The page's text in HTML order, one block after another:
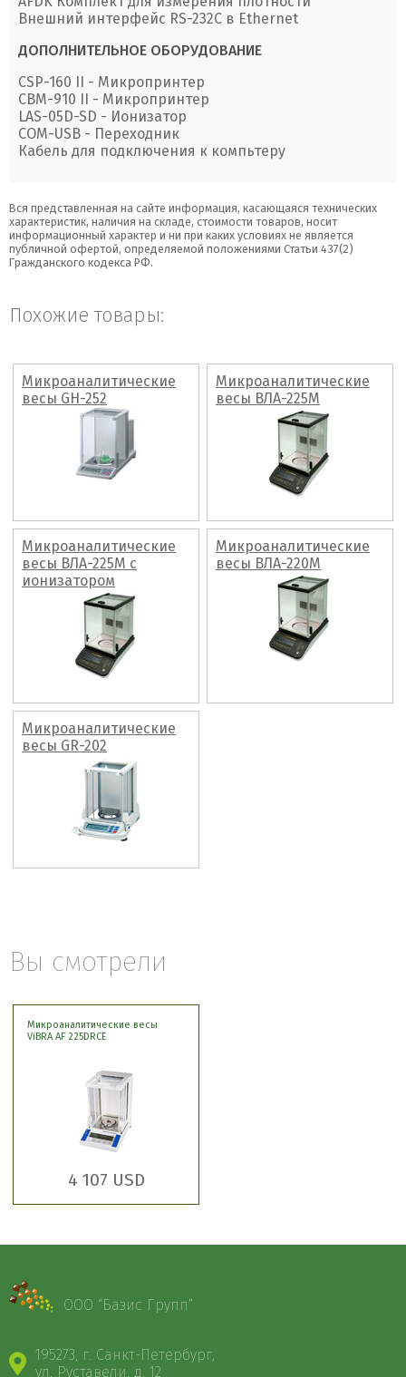
Внешний интерфейс RS-232C в Ethernet
ДОПОЛНИТЕЛЬНОЕ ОБОРУДОВАНИЕ
CSP-160 II - Микропринтер
CBM-910 II - Микропринтер
LAS-05D-SD - Ионизатор
COM-USB - Переходник
Кабель для подключения к компьтеру
Вся представленная на сайте информация, касающаяся технических
характеристик, наличия на складе, стоимости товаров, носит
информационный характер и ни при каких условиях не является
публичной офертой, определяемой положениями Статьи 437(2)
Гражданского кодекса РФ.
Похожие товары:
Микроаналитические
весы GH-252
Микроаналитические
весы ВЛА-225М
Микроаналитические
весы ВЛА-225М с
ионизатором
Микроаналитические
весы ВЛА-220М
Микроаналитические
весы GR-202
Вы смотрели
Микроаналитические весы
ViBRA AF 225DRCE
4 107 USD
ООО “Базис Групп”
195273, г. Санкт-Петербург,
ул. Руставели, д. 12